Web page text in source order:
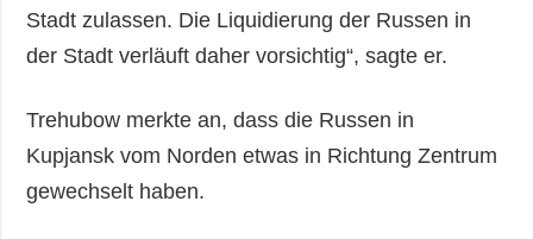
Stadt zulassen. Die Liquidierung der Russen in
der Stadt verläuft daher vorsichtig“, sagte er.
Trehubow merkte an, dass die Russen in
Kupjansk vom Norden etwas in Richtung Zentrum
gewechselt haben.